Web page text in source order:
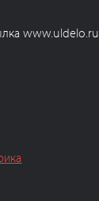
www.uldelo.ru